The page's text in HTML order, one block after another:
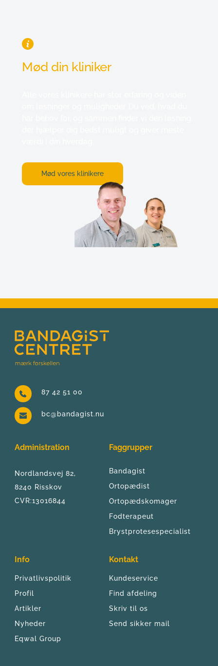
Mød din kliniker
Mød vores klinikere
87 42 51 00
bc@bandagist.nu
Administration
Nordlandsvej 82,
8240 Risskov
CVR:13016844
Faggrupper
Bandagist
Ortopædist
Ortopædskomager
Fodterapeut
Brystprotesespecialist
Info
Privatlivspolitik
Profil
Artikler
Nyheder
Eqwal Group
Kontakt
Kundeservice
Find afdeling
Skriv til os
Send sikker mail